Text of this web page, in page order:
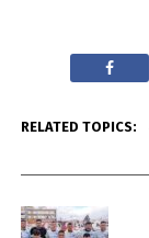
RELATED TOPICS: